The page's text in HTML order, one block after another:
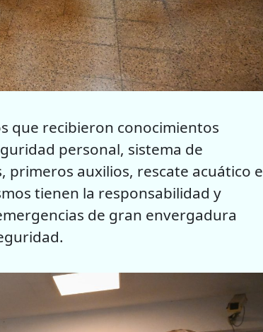
que recibieron conocimientos
personal, sistema de
auxilios, rescate acuático e
tienen la responsabilidad y
de gran envergadura